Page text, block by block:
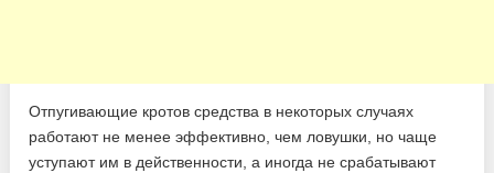
Отпугивающие кротов средства в некоторых случаях
работают не менее эффективно, чем ловушки, но чаще
уступают им в действенности, а иногда не срабатывают